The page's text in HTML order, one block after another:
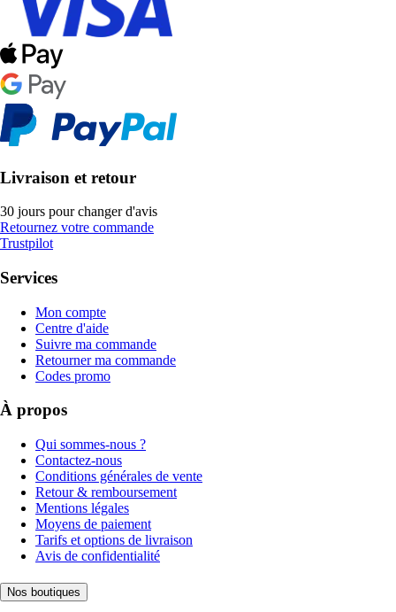
Livraison et retour
30 jours pour changer d'avis
Retournez votre commande
Trustpilot
Services
Mon compte
Centre d'aide
Suivre ma commande
Retourner ma commande
Codes promo
À propos
Qui sommes-nous ?
Contactez-nous
Conditions générales de vente
Retour & remboursement
Mentions légales
Moyens de paiement
Tarifs et options de livraison
Avis de confidentialité
Nos boutiques